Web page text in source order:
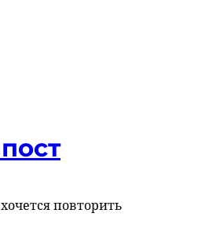
повторить